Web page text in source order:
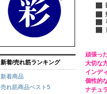
頑張っ
大切な
インデ
個性的
ナチュ
新着/売れ筋ランキング
新着商品
売れ筋商品ベスト5